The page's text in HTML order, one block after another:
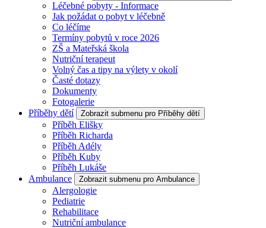
Léčebné pobyty - Informace
Jak požádat o pobyt v léčebně
Co léčíme
Termíny pobytů v roce 2026
ZŠ a Mateřská škola
Nutriční terapeut
Volný čas a tipy na výlety v okolí
Časté dotazy
Dokumenty
Fotogalerie
Příběhy dětí
Zobrazit submenu pro Příběhy dětí
Příběh Elišky
Příběh Richarda
Příběh Adély
Příběh Kuby
Příběh Lukáše
Ambulance
Zobrazit submenu pro Ambulance
Alergologie
Pediatrie
Rehabilitace
Nutriční ambulance